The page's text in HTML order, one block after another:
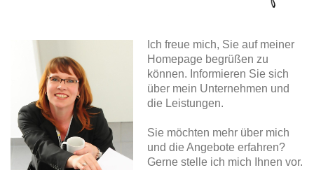
Ich freue mich, Sie auf meiner
Homepage begrüßen zu
können. Informieren Sie sich
über mein Unternehmen und
die Leistungen.
Sie möchten mehr über mich
und die Angebote erfahren?
Gerne stelle ich mich Ihnen vor.